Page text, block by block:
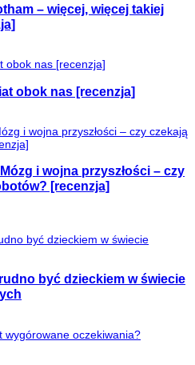
– więcej, więcej takiej
obok nas [recenzja]
i wojna przyszłości – czy
[recenzja]
być dzieckiem w świecie